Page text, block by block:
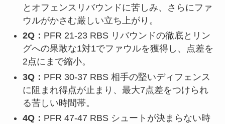
とオフェンスリバウンドに苦しみ、さらにファ
ウルがかさむ厳しい立ち上がり。
2Q： PFR 21-23 RBS リバウンドの徹底とリン
グへの果敢な1対1でファウルを獲得し、点差を
2点にまで縮小。
3Q： PFR 30-37 RBS 相手の堅いディフェンス
に阻まれ得点が止まり、最大7点差をつけられ
る苦しい時間帯。
4Q： PFR 47-47 RBS シュートが決まらない時